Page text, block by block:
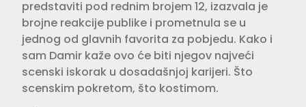
predstaviti pod rednim brojem 12, izazvala je
brojne reakcije publike i prometnula se u
jednog od glavnih favorita za pobjedu. Kako i
sam Damir kaže ovo će biti njegov najveći
scenski iskorak u dosadašnjoj karijeri. Što
scenskim pokretom, što kostimom.